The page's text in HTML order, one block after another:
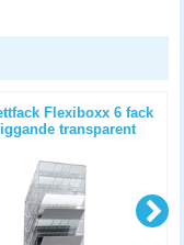
Flexiboxx 6 fack
transparent